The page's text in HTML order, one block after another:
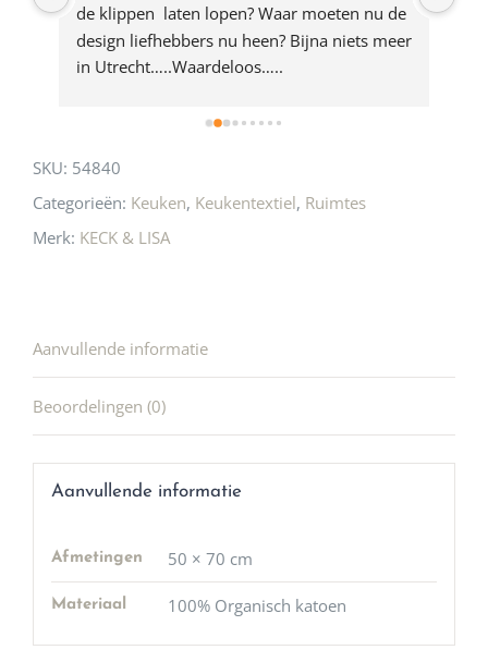
de klippen  laten lopen? Waar moeten nu de
design liefhebbers nu heen? Bijna niets meer
in Utrecht…..Waardeloos…..
SKU: 54840
Categorieën: Keuken, Keukentextiel, Ruimtes
Merk: KECK & LISA
Aanvullende informatie
Beoordelingen (0)
Aanvullende informatie
Afmetingen 50 × 70 cm
Materiaal 100% Organisch katoen